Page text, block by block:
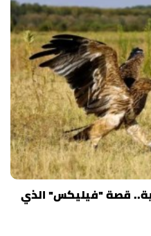
قصة "فيليكس" الذي